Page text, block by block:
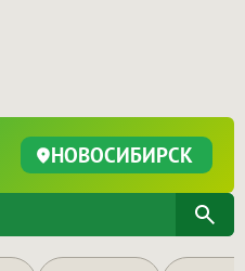
НОВОСИБИРСК